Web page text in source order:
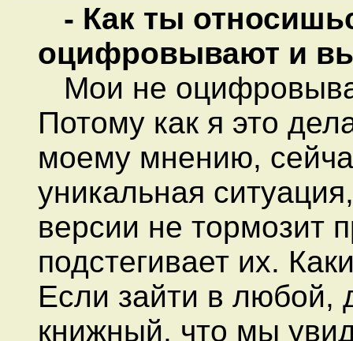
- Как ты
оцифровывают и
Мои не
Потому как я это
моему мнению,
уникальная
версии не тормозит
подстегивает их.
Если зайти в любой,
книжный, что мы